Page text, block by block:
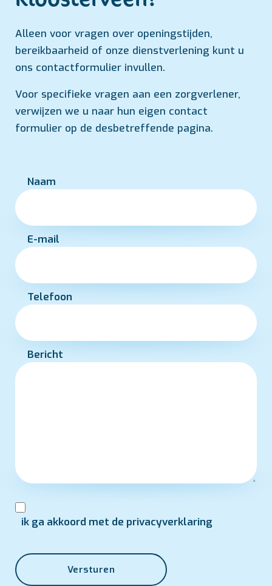
Alleen voor vragen over openingstijden,
bereikbaarheid of onze dienstverlening kunt u
ons contactformulier invullen.
Voor specifieke vragen aan een zorgverlener,
verwijzen we u naar hun eigen contact
formulier op de desbetreffende pagina.
Naam
E-mail
Telefoon
Bericht
ik ga akkoord met de privacyverklaring
Versturen